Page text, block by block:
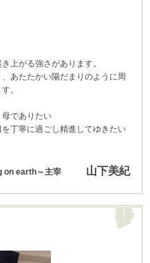
上がる強さがあります。
あたたかい陽だまりのように周
。
でありたい
丁寧に過ごし精進してゆきたい
on earth～主宰 山下美紀